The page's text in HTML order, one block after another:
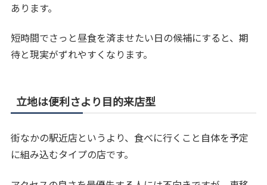
あります。
短時間でさっと昼食を済ませたい日の候補にすると、期
待と現実がずれやすくなります。
立地は便利さより目的来店型
街なかの駅近店というより、食べに行くこと自体を予定
に組み込むタイプの店です。